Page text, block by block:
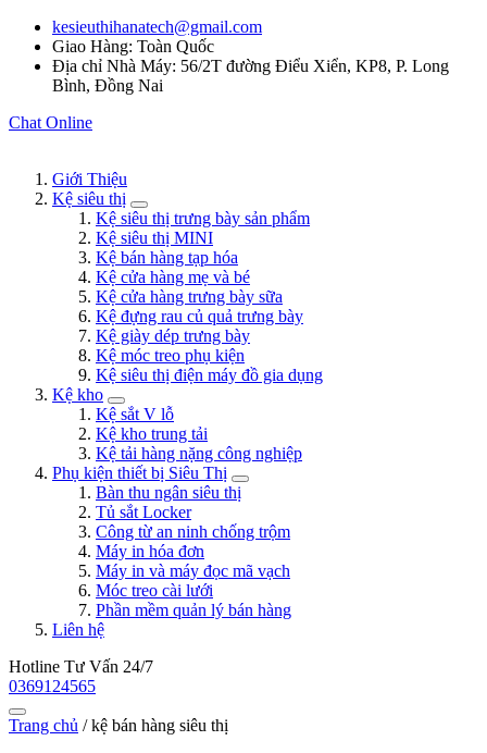
kesieuthihanatech@gmail.com
Giao Hàng: Toàn Quốc
Địa chỉ Nhà Máy: 56/2T đường Điểu Xiển, KP8, P. Long
Bình, Đồng Nai
Chat Online
Giới Thiệu
Kệ siêu thị
Kệ siêu thị trưng bày sản phẩm
Kệ siêu thị MINI
Kệ bán hàng tạp hóa
Kệ cửa hàng mẹ và bé
Kệ cửa hàng trưng bày sữa
Kệ đựng rau củ quả trưng bày
Kệ giày dép trưng bày
Kệ móc treo phụ kiện
Kệ siêu thị điện máy đồ gia dụng
Kệ kho
Kệ sắt V lỗ
Kệ kho trung tải
Kệ tải hàng nặng công nghiệp
Phụ kiện thiết bị Siêu Thị
Bàn thu ngân siêu thị
Tủ sắt Locker
Công từ an ninh chống trộm
Máy in hóa đơn
Máy in và máy đọc mã vạch
Móc treo cài lưới
Phần mềm quản lý bán hàng
Liên hệ
Hotline Tư Vấn 24/7
0369124565
Trang chủ /kệ bán hàng siêu thị